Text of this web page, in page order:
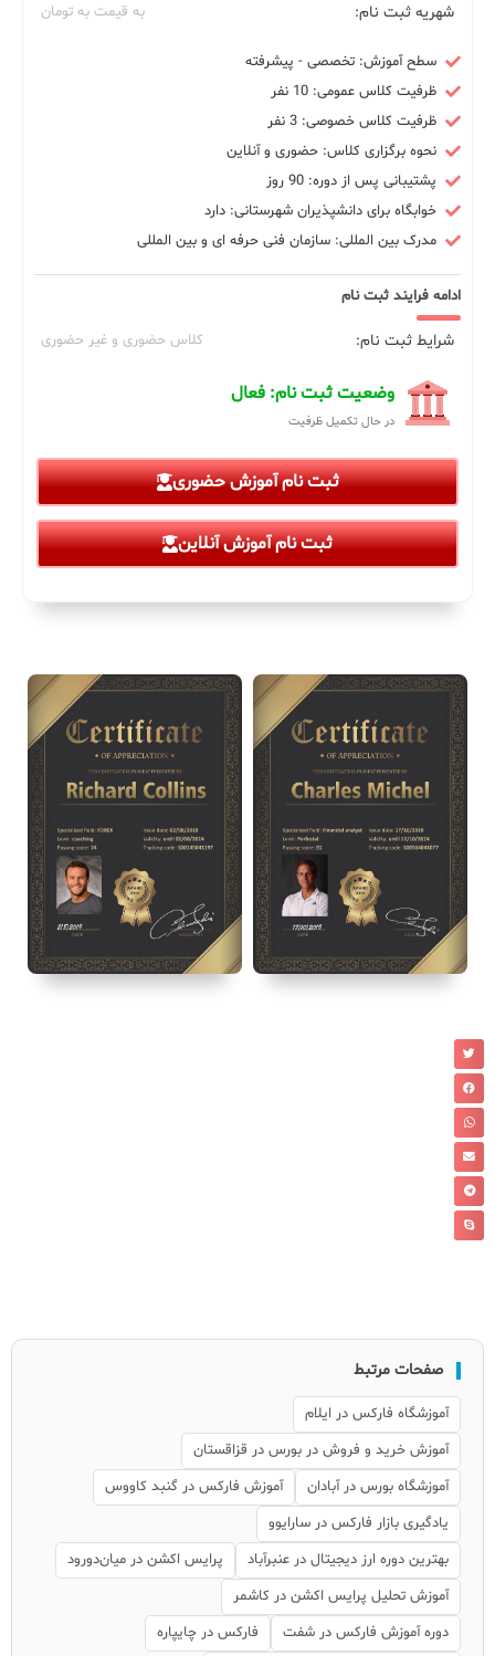
شهریه ثبت نام: به قیمت به تومان
سطح آموزش: تخصصی - پیشرفته
ظرفیت کلاس عمومی: 10 نفر
ظرفیت کلاس خصوصی: 3 نفر
نحوه برگزاری کلاس: حضوری و آنلاین
پشتیبانی پس از دوره: 90 روز
خوابگاه برای دانشپذیران شهرستانی: دارد
مدرک بین المللی: سازمان فنی حرفه ای و بین المللی
ادامه فرایند ثبت نام
شرایط ثبت نام: کلاس حضوری و غیر حضوری
وضعیت ثبت نام: فعال
در حال تکمیل ظرفیت
ثبت نام آموزش حضوری
ثبت نام آموزش آنلاین
صفحات مرتبط
آموزشگاه فارکس در ایلام
آموزش خرید و فروش در بورس در قزاقستان
آموزشگاه بورس در آبادان
آموزش فارکس در گنبد کاووس
یادگیری بازار فارکس در سارایوو
بهترین دوره ارز دیجیتال در عنبرآباد
پرایس اکشن در میان‌دورود
آموزش تحلیل پرایس اکشن در کاشمر
دوره آموزش فارکس در شفت
فارکس در چایپاره